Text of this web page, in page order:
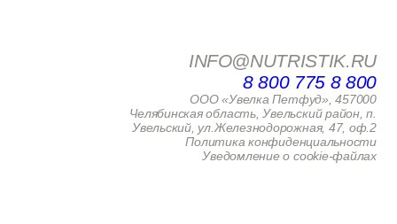
INFO@NUTRISTIK.RU
8 800 775 8 800
Политика конфиденциальности
Уведомление о cookie-файлах
ООО «Увелка Петфуд», 457000
Челябинская область, Увельский район, п.
Увельский, ул.Железнодорожная, 47, оф.2